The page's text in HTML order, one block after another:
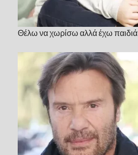
Θέλω να χωρίσω αλλά έχω παιδιά